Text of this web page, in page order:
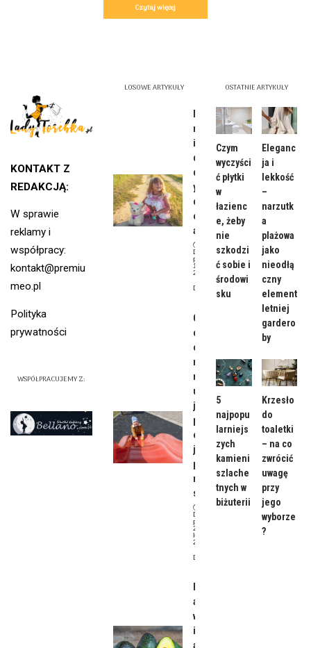
Czytaj więcej
KONTAKT Z
REDAKCJĄ:
W sprawie
reklamy i
współpracy:
kontakt@premiu
meo.pl
Polityka
prywatności
WSPÓŁPRACUJEMY Z:
LOSOWE ARTYKUŁY
Najpięk
niejsze
imiona
dla
dziewcz
ynki –
co
oznacz
ają?
Data
publikacji:
11 lipca,
2024
Dziecko
Czy
częste
oddawa
nie
moczu
u dzieci
jest
poważn
e? Co
jest
przyczy
ną tego
stanu?
Data
publikacji:
22
lutego,
2024
Dziecko
awokado,
właściwośc
i owocu
awokado i
OSTATNIE ARTYKUŁY
Czym
wyczyści
ć płytki
w
łazienc
e, żeby
nie
szkodzi
ć sobie i
środowi
sku
Eleganc
ja i
lekkość
–
narzutk
a
plażowa
jako
nieodłą
czny
element
letniej
gardero
by
5
najpopu
larniejs
zych
kamieni
szlache
tnych w
biżuterii
Krzesło
do
toaletki
– na co
zwrócić
uwagę
przy
jego
wyborze
?